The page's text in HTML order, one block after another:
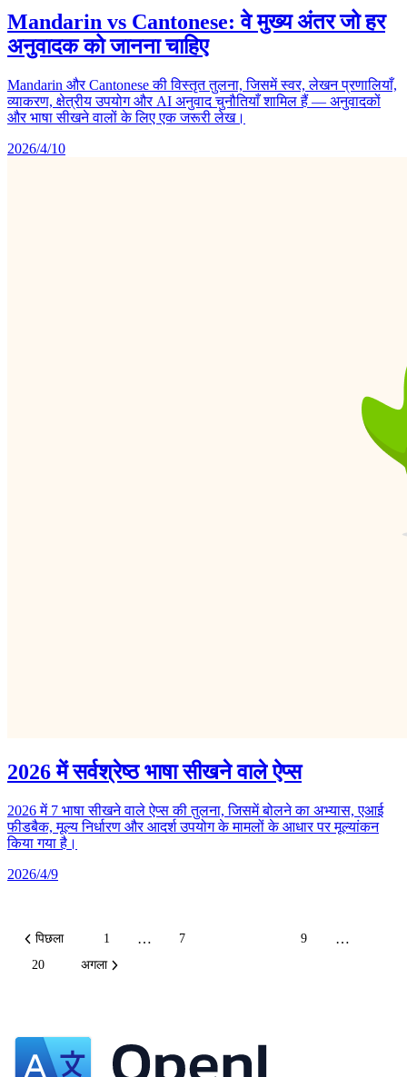
Mandarin vs Cantonese: वे मुख्य अंतर जो हर
अनुवादक को जानना चाहिए
Mandarin और Cantonese की विस्तृत तुलना, जिसमें स्वर, लेखन प्रणालियाँ,
व्याकरण, क्षेत्रीय उपयोग और AI अनुवाद चुनौतियाँ शामिल हैं — अनुवादकों
और भाषा सीखने वालों के लिए एक जरूरी लेख।
2026/4/10
2026 में सर्वश्रेष्ठ भाषा सीखने वाले ऐप्स
2026 में 7 भाषा सीखने वाले ऐप्स की तुलना, जिसमें बोलने का अभ्यास, एआई
फीडबैक, मूल्य निर्धारण और आदर्श उपयोग के मामलों के आधार पर मूल्यांकन
किया गया है।
2026/4/9
पिछला 1 … 7 9 …
20 अगला